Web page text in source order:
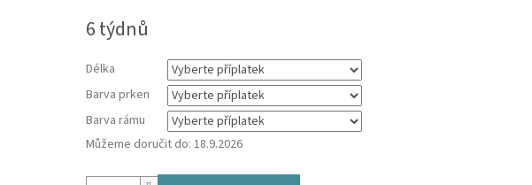
cena:
6 týdnů
Délka
Barva prken
Barva rámu
Můžeme doručit do: 18.9.2026